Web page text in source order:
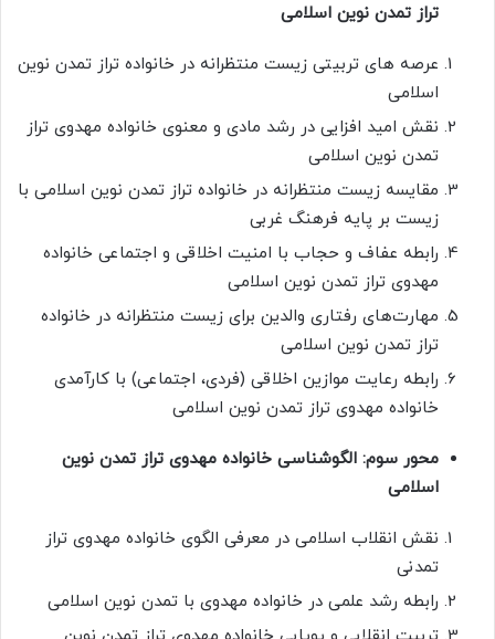
تراز تمدن نوین اسلامی
عرصه های تربیتی زیست منتظرانه در خانواده تراز تمدن نوین
اسلامی
نقش امید افزایی در رشد مادی و معنوی خانواده مهدوی تراز
تمدن نوین اسلامی
مقایسه زیست منتظرانه در خانواده تراز تمدن نوین اسلامی با
زیست بر پایه فرهنگ غربی
رابطه عفاف و حجاب با امنیت اخلاقی و اجتماعی خانواده
مهدوی تراز تمدن نوین اسلامی
مهارت‌های رفتاری والدین برای زیست منتظرانه در خانواده
تراز تمدن نوین اسلامی
رابطه رعایت موازین اخلاقی (فردی، اجتماعی) با کارآمدی
خانواده مهدوی تراز تمدن نوین اسلامی
محور سوم: الگوشناسی خانواده مهدوی تراز تمدن نوین
اسلامی
نقش انقلاب اسلامی در معرفی الگوی خانواده مهدوی تراز
تمدنی
رابطه رشد علمی در خانواده مهدوی با تمدن نوین اسلامی